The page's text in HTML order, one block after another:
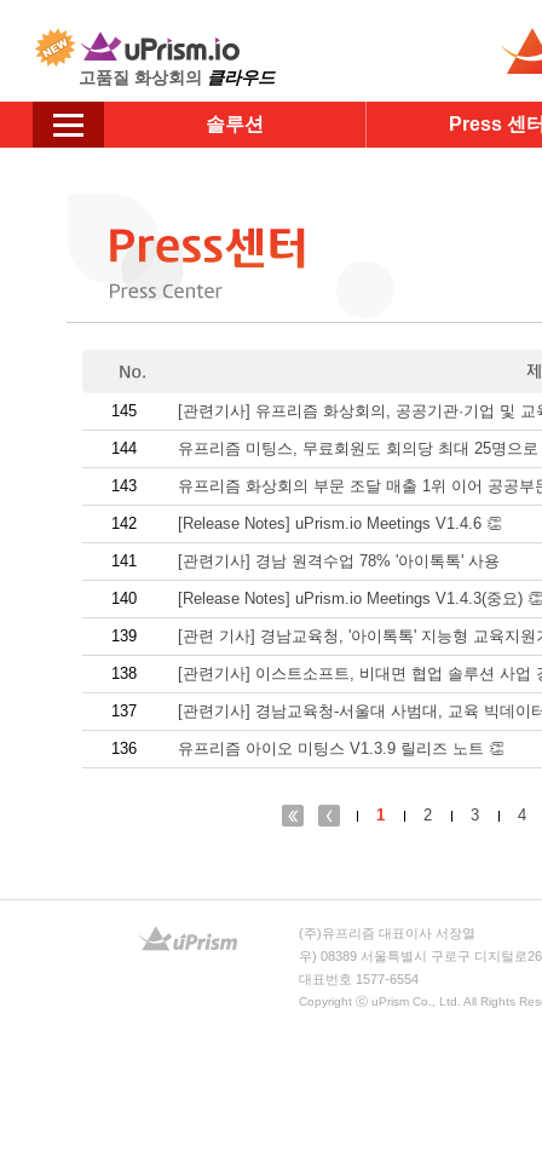
고품질 화상회의 클라우드
솔루션 Press 센
145 [관련기사] 유프리즘 화상회의, 공공기관·기업 및
144 유프리즘 미팅스, 무료회원도 회의당 최대 25명으
143 유프리즘 화상회의 부문 조달 매출 1위 이어 공공부
142 [Release Notes] uPrism.io Meetings V1.4.6 👏
141 [관련기사] 경남 원격수업 78% '아이톡톡' 사용
140 [Release Notes] uPrism.io Meetings V1.4.3(중요) 👏
139 [관련 기사] 경남교육청, '아이톡톡' 지능형 교육지원
138 [관련기사] 이스트소프트, 비대면 협업 솔루션 사업
137 [관련기사] 경남교육청-서울대 사범대, 교육 빅데이
136 유프리즘 아이오 미팅스 V1.3.9 릴리즈 노트 👏
1 2 3 4
(주)유프리즘 대표이사 서장열
우) 08389 서울특별시 구로구 디지털로
대표번호 1577-6554
Copyright ⓒ uPrism Co., Ltd. All Rights